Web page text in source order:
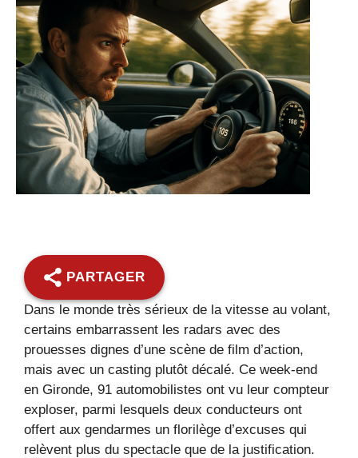
PARTAGER
Dans le monde très sérieux de la vitesse au volant,
certains embarrassent les radars avec des
prouesses dignes d’une scène de film d’action,
mais avec un casting plutôt décalé. Ce week-end
en Gironde, 91 automobilistes ont vu leur compteur
exploser, parmi lesquels deux conducteurs ont
offert aux gendarmes un florilège d’excuses qui
relèvent plus du spectacle que de la justification.